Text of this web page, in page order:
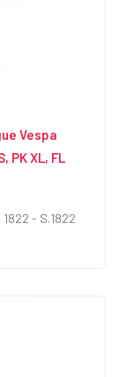
Vespa
PK XL, FL
- S.1822